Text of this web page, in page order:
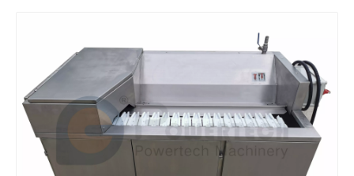
工业食品级拖网渔船整体解决方案 操作简单的自动拖网渔船整体解决方案